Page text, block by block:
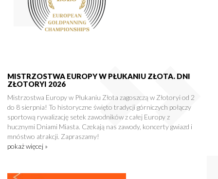
MISTRZOSTWA EUROPY W PŁUKANIU ZŁOTA. DNI
ZŁOTORYI 2026
Mistrzostwa Europy w Płukaniu Złota zagoszczą w Złotoryi od 2
do 8 sierpnia! To historyczne święto tradycji górniczych połączy
sportową rywalizację setek zawodników z całej Europy z
hucznymi Dniami Miasta. Czekają nas zawody, koncerty gwiazd i
mnóstwo atrakcji. Zapraszamy!
pokaż więcej »